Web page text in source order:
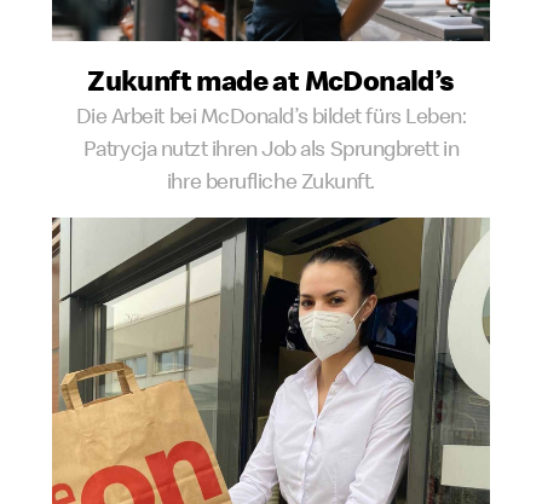
Zukunft made at McDonald’s
Die Arbeit bei McDonald’s bildet fürs Leben:
Patrycja nutzt ihren Job als Sprungbrett in
ihre berufliche Zukunft.